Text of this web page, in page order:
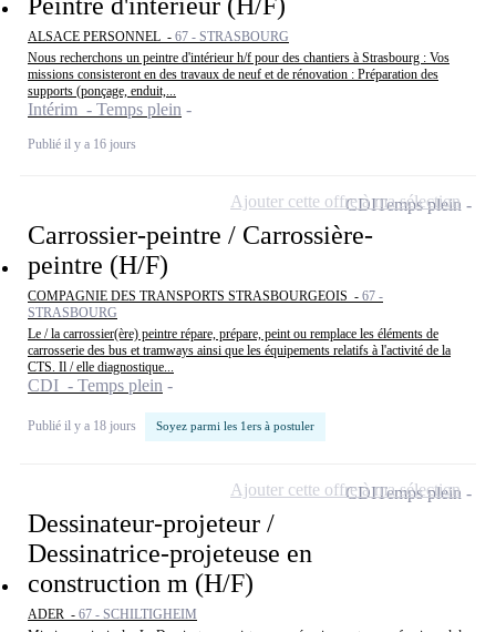
ALSACE PERSONNEL - 67 - STRASBOURG
Nous recherchons un peintre d'intérieur h/f pour des chantiers à Strasbourg : Vos
missions consisteront en des travaux de neuf et de rénovation : Préparation des
supports (ponçage, enduit,...
Intérim - Temps plein
Publié il y a 16 jours
Carrossier-peintre / Carrossière-
peintre (H/F)
COMPAGNIE DES TRANSPORTS STRASBOURGEOIS - 67 -
STRASBOURG
Le / la carrossier(ère) peintre répare, prépare, peint ou remplace les éléments de
carrosserie des bus et tramways ainsi que les équipements relatifs à l'activité de la
CTS. Il / elle diagnostique...
CDI - Temps plein
Publié il y a 18 jours Soyez parmi les 1ers à postuler
CDITemps plein
Ajouter cette offre à ma sélection
Dessinateur-projeteur /
Dessinatrice-projeteuse en
construction m (H/F)
ADER - 67 - SCHILTIGHEIM
CDITemps plein
Ajouter cette offre à ma sélection